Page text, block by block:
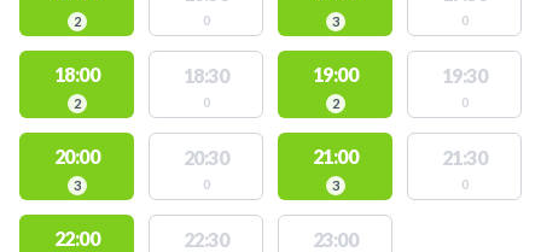
2 0 3 0
18:00
2
18:30
0
19:00
2
19:30
0
20:00
3
20:30
0
21:00
3
21:30
0
22:00 22:30 23:00